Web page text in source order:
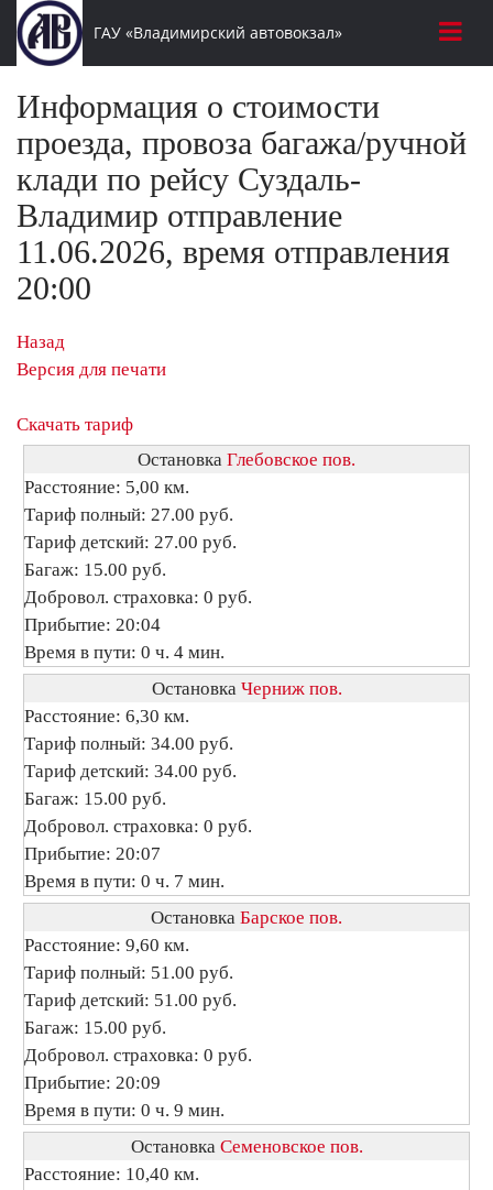
ГАУ «Владимирский автовокзал»
Информация о стоимости
проезда, провоза багажа/ручной
клади по рейсу Суздаль-
Владимир отправление
11.06.2026, время отправления
20:00
Назад
Версия для печати
Скачать тариф
Остановка Глебовское пов.
Расстояние: 5,00 км.
Тариф полный: 27.00 руб.
Тариф детский: 27.00 руб.
Багаж: 15.00 руб.
Добровол. страховка: 0 руб.
Прибытие: 20:04
Время в пути: 0 ч. 4 мин.
Остановка Черниж пов.
Расстояние: 6,30 км.
Тариф полный: 34.00 руб.
Тариф детский: 34.00 руб.
Багаж: 15.00 руб.
Добровол. страховка: 0 руб.
Прибытие: 20:07
Время в пути: 0 ч. 7 мин.
Остановка Барское пов.
Расстояние: 9,60 км.
Тариф полный: 51.00 руб.
Тариф детский: 51.00 руб.
Багаж: 15.00 руб.
Добровол. страховка: 0 руб.
Прибытие: 20:09
Время в пути: 0 ч. 9 мин.
Остановка Семеновское пов.
Расстояние: 10,40 км.